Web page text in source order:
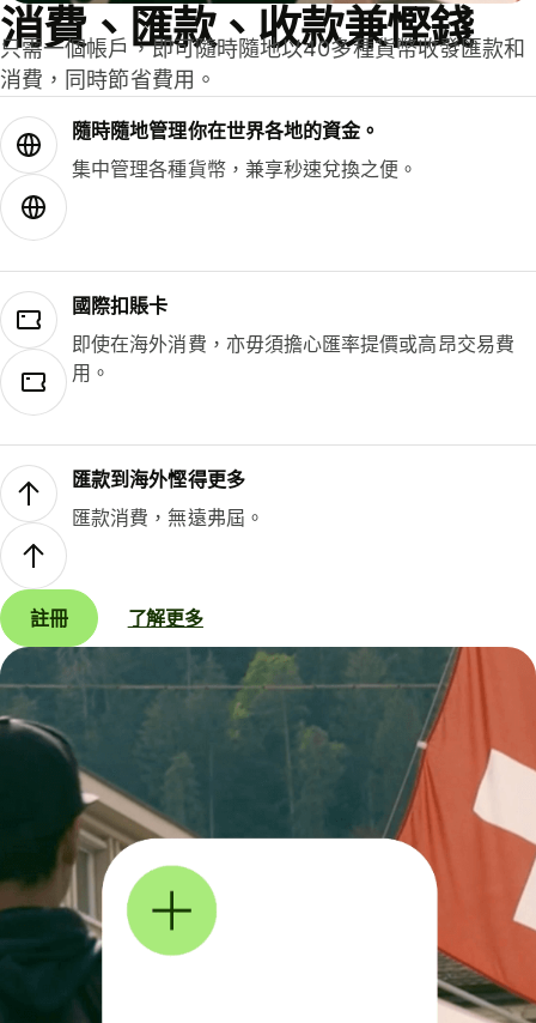
消費、匯款、收款兼慳錢
只需一個帳戶，即可隨時隨地以40多種貨幣收發匯款和
消費，同時節省費用。
隨時隨地管理你在世界各地的資金。
集中管理各種貨幣，兼享秒速兌換之便。
國際扣賬卡
即使在海外消費，亦毋須擔心匯率提價或高昂交易費
用。
匯款到海外慳得更多
匯款消費，無遠弗屆。
註冊 了解更多